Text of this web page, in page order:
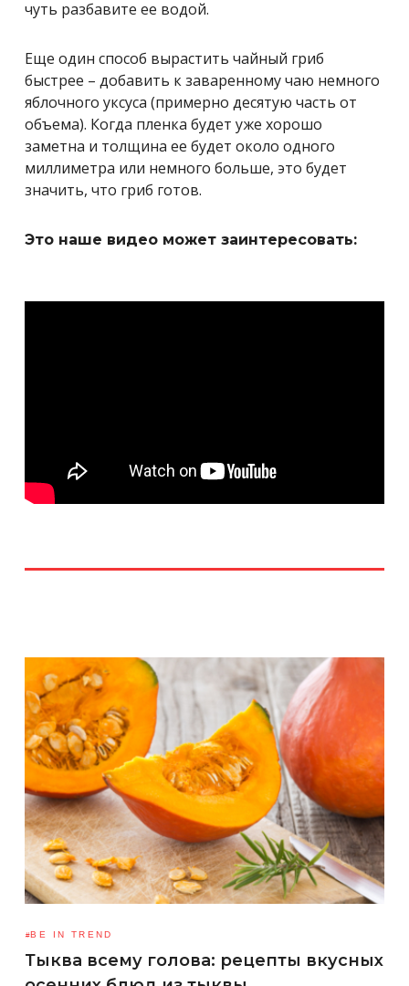
чуть разбавите ее водой.
Еще один способ вырастить чайный гриб
быстрее – добавить к заваренному чаю немного
яблочного уксуса (примерно десятую часть от
объема). Когда пленка будет уже хорошо
заметна и толщина ее будет около одного
миллиметра или немного больше, это будет
значить, что гриб готов.
Это наше видео может заинтересовать:
BE IN TREND
Тыква всему голова: рецепты вкусных